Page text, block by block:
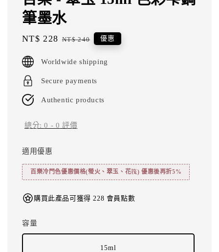
筆墨水
Sale
NT$ 228 Regular
NT$ 240 優惠
Worldwide shipping
Secure payments
Authentic products
總分:0 - 0 評價
適用優惠
百樂冷門色優惠價格(螢火、翠玉、花筏) 優惠後再折5%
購買此產品可獲得 228 會員點數
容量
15ml